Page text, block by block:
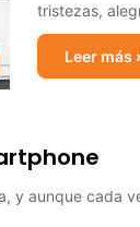
tristezas,
Leer más
y aunque cada